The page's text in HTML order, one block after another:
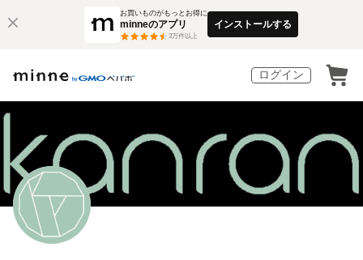
お買いものがもっとお得に
minneのアプリ
3万件以上
インストールする
ログイン